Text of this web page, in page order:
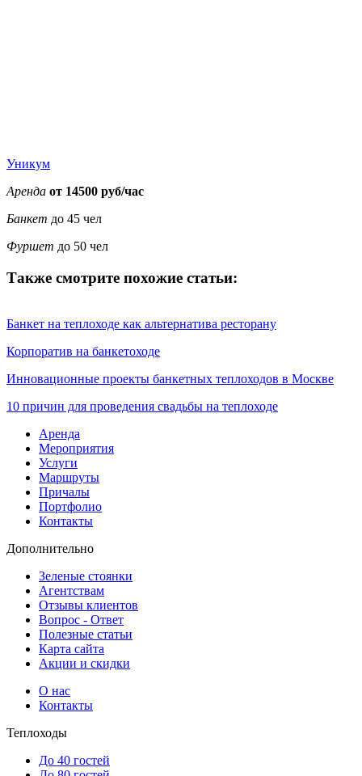
Уникум
Аренда от 14500 руб/час
Банкет до 45 чел
Фуршет до 50 чел
Также смотрите похожие статьи:
Банкет на теплоходе как альтернатива ресторану
Корпоратив на банкетоходе
Инновационные проекты банкетных теплоходов в Москве
10 причин для проведения свадьбы на теплоходе
Аренда
Мероприятия
Услуги
Маршруты
Причалы
Портфолио
Контакты
Дополнительно
Зеленые стоянки
Агентствам
Отзывы клиентов
Вопрос - Ответ
Полезные статьи
Карта сайта
Акции и скидки
О нас
Контакты
Теплоходы
До 40 гостей